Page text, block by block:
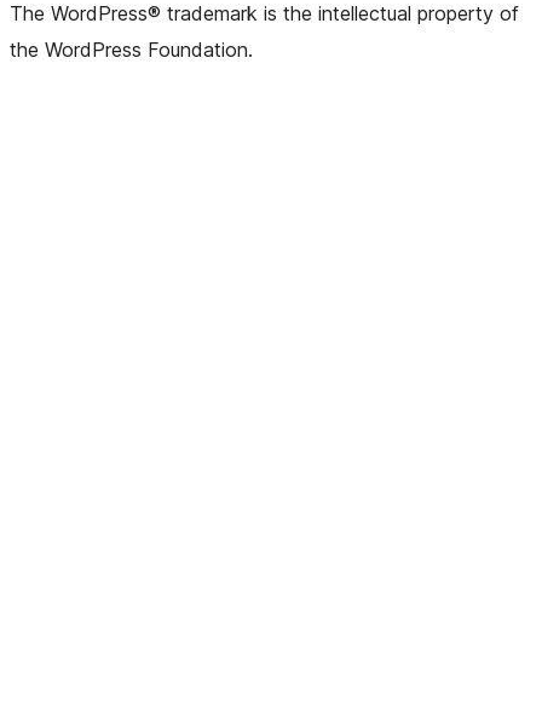
The WordPress® trademark is the intellectual property of
the WordPress Foundation.